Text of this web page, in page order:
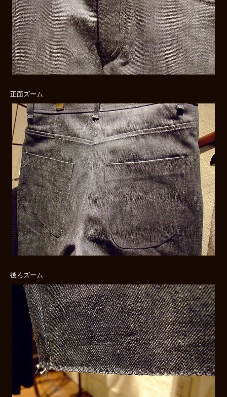
正面ズーム
後ろズーム